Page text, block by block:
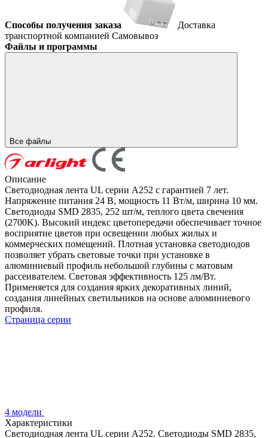
Способы получения заказа
Доставка
транспортной компанией Самовывоз
Файлы и программы
Все файлы
Описание
Светодиодная лента UL серии A252 с гарантией 7 лет.
Напряжение питания 24 В, мощность 11 Вт/м, ширина 10 мм.
Светодиоды SMD 2835, 252 шт/м, теплого цвета свечения
(2700K). Высокий индекс цветопередачи обеспечивает точное
восприятие цветов при освещении любых жилых и
коммерческих помещений. Плотная установка светодиодов
позволяет убрать световые точки при установке в
алюминиевый профиль небольшой глубины с матовым
рассеивателем. Световая эффективность 125 лм/Вт.
Применяется для создания ярких декоративных линий,
создания линейных светильников на основе алюминиевого
профиля.
Страница серии
4 модели
Характеристики
Светодиодная лента UL серии A252. Светодиоды SMD 2835,